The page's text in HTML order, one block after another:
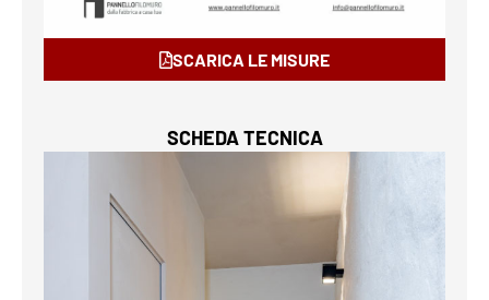
SCARICA LE MISURE
SCHEDA TECNICA